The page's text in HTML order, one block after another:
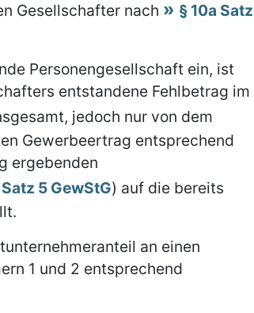
Gesellschafter nach
§ 10a Satz
Personengesellschaft ein, ist
entstandene Fehlbetrag im
jedoch nur von dem
Gewerbeertrag entsprechend
ergebenden
Satz 5 GewStG) auf die bereits
an einen
1 und 2 entsprechend